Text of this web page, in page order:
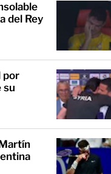
del Rey
por
su